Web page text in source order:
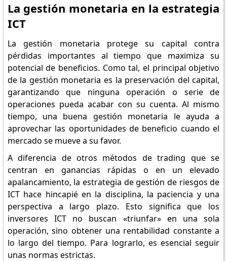
La gestión monetaria en la estrategia
ICT
La gestión monetaria protege su capital contra
pérdidas importantes al tiempo que maximiza su
potencial de beneficios. Como tal, el principal objetivo
de la gestión monetaria es la preservación del capital,
garantizando que ninguna operación o serie de
operaciones pueda acabar con su cuenta. Al mismo
tiempo, una buena gestión monetaria le ayuda a
aprovechar las oportunidades de beneficio cuando el
mercado se mueve a su favor.
A diferencia de otros métodos de trading que se
centran en ganancias rápidas o en un elevado
apalancamiento, la estrategia de gestión de riesgos de
ICT hace hincapié en la disciplina, la paciencia y una
perspectiva a largo plazo. Esto significa que los
inversores ICT no buscan «triunfar» en una sola
operación, sino obtener una rentabilidad constante a
lo largo del tiempo. Para lograrlo, es esencial seguir
unas normas estrictas.